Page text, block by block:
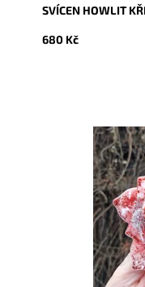
SVÍCEN HOWLIT
680 Kč
Dostupnost: